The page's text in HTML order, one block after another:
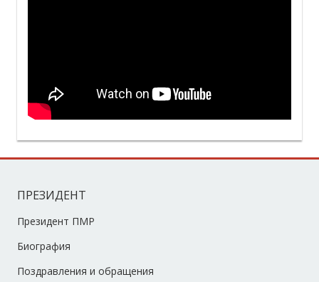
ПРЕЗИДЕНТ
Президент ПМР
Биография
Поздравления и обращения